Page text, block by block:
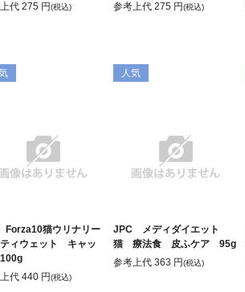
代 275 円(税込)
参考上代 275 円(税込)
猫ウリナリー
ィウェット キャッ
代 440 円(税込)
人気
JPC メディダイエット
猫 療法食 皮ふケア 95g
参考上代 363 円(税込)